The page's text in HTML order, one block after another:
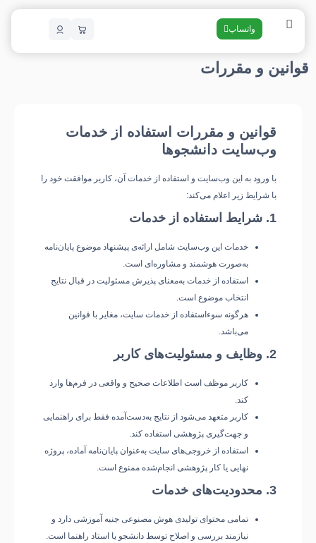
واتساپ
قوانین و مقررات
قوانین و مقررات استفاده از خدمات
وب‌سایت دانشجوها
با ورود به این وب‌سایت و استفاده از خدمات آن، کاربر موافقت خود را
با شرایط زیر اعلام می‌کند:
1. شرایط استفاده از خدمات
خدمات این وب‌سایت شامل ارائه‌ی پیشنهاد موضوع پایان‌نامه
به‌صورت هوشمند و مشاوره‌ای است.
استفاده از خدمات به‌معنای پذیرش مسئولیت در قبال نتایج
انتخاب موضوع است.
هرگونه سوء‌استفاده از خدمات سایت، مغایر با قوانین
می‌باشد.
2. وظایف و مسئولیت‌های کاربر
کاربر موظف است اطلاعات صحیح و واقعی در فرم‌ها وارد
کند.
کاربر متعهد می‌شود از نتایج به‌دست‌آمده فقط برای راهنمایی
و جهت‌گیری پژوهشی استفاده کند.
استفاده از خروجی‌های سایت به‌عنوان پایان‌نامه آماده، پروژه
نهایی یا کار پژوهشی انجام‌شده ممنوع است.
3. محدودیت‌های خدمات
تمامی محتوای تولیدی هوش مصنوعی جنبه آموزشی دارد و
نیازمند بررسی و اصلاح توسط دانشجو یا استاد راهنما است.